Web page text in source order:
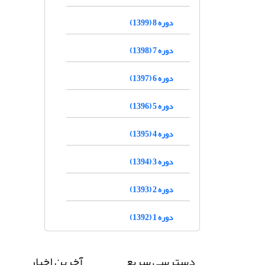
دوره 8 (1399)
دوره 7 (1398)
دوره 6 (1397)
دوره 5 (1396)
دوره 4 (1395)
دوره 3 (1394)
دوره 2 (1393)
دوره 1 (1392)